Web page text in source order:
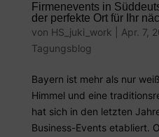
Firmenevents in
der perfekte Ort für Ihr
von HS_juki_work Apr. 7,
Tagungsblog
Bayern ist mehr als nur
Himmel und eine
hat sich in den letzten
Business-Events etabliert.